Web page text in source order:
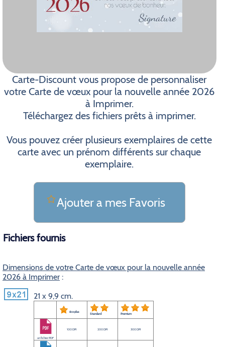
Carte-Discount vous propose de personnaliser
votre Carte de vœux pour la nouvelle année 2026
à Imprimer.
Téléchargez des fichiers prêts à imprimer.
Vous pouvez créer plusieurs exemplaires de cette
carte avec un prénom différents sur chaque
exemplaire.
Ajouter a mes Favoris
Fichiers fournis
Dimensions de votre Carte de vœux pour la nouvelle année
2026 à Imprimer :
21 x 9,9 cm.
éco plus Standard Premium
un fichier PDF
100 DPI 200 DPI 300 DPI